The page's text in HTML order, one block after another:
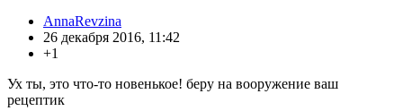
AnnaRevzina
26 декабря 2016, 11:42
+1
Ух ты, это что-то новенькое! беру на вооружение ваш
рецептик